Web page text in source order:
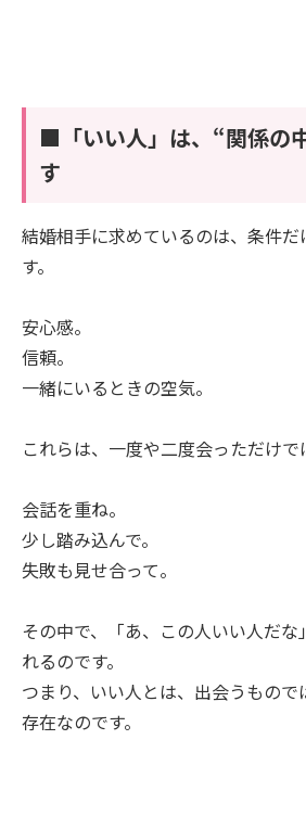
■「いい人」は、“関係の
す
結婚相手に求めているのは、条件
す。
安心感。
信頼。
一緒にいるときの空気。
これらは、一度や二度会っただけで
会話を重ね。
少し踏み込んで。
失敗も見せ合って。
その中で、「あ、この人いい人だ
れるのです。
つまり、いい人とは、出会うもので
存在なのです。